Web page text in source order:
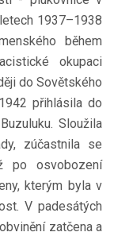
1937–1938
během
okupaci
do Sovětského
přihlásila do
Sloužila
zúčastnila se
po osvobození
kterým byla v
V padesátých
zatčena a